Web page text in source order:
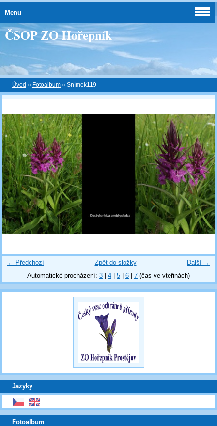
ČSOP ZO Hořepník
Úvod » Fotoalbum » Snímek119
← Předchozí Další →
Zpět do složky
Automatické procházení: 3 | 4 | 5 | 6 | 7 (čas ve vteřinách)
Jazyky
Menu
Fotoalbum